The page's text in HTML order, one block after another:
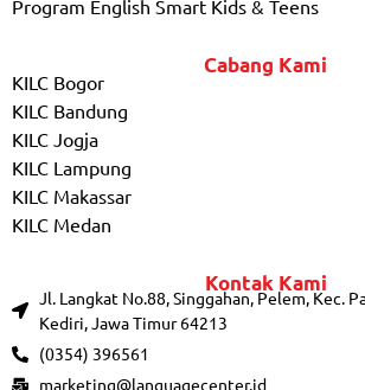
Program English Smart Kids & Teens
Cabang Kami
KILC Bogor
KILC Bandung
KILC Jogja
KILC Lampung
KILC Makassar
KILC Medan
Kontak Kami
Jl. Langkat No.88, Singgahan, Pelem, Kec.
Kediri, Jawa Timur 64213
(0354) 396561
marketing@languagecenter.id